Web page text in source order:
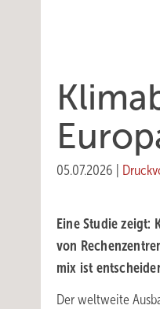
05.07.2026
Eine Studie zeigt:
von
mix ist
Der weltweite